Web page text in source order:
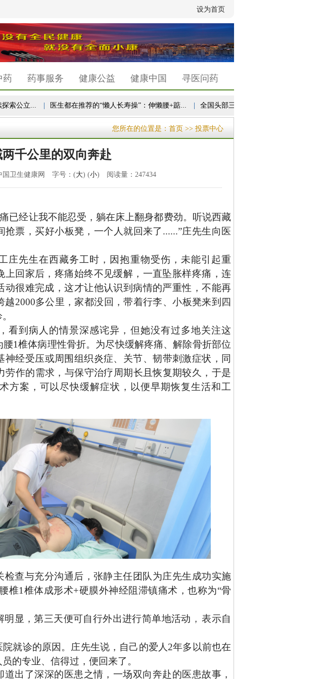
设为首页
药 药事服务 健康公益 健康中国 寻医问药
公立... | 医生都在推荐的“懒人长寿操”：伸懒腰+踮... | 全国头部三甲医院睡眠门诊量同比增幅近
您所在的位置是： 首页 >> 投票中心
两千公里的双向奔赴
国卫生健康网 字号：(大) (小) 阅读量：247434
已经让我不能忍受，躺在床上翻身都费劲。听说西藏
抢票，买好小板凳，一个人就回来了......”庄先生向医
庄先生在西藏务工时，因抱重物受伤，未能引起重
上回家后，疼痛始终不见缓解，一直坠胀样疼痛，连
动很难完成，这才让他认识到病情的严重性，不能再
越2000多公里，家都没回，带着行李、小板凳来到四
看到病人的情景深感诧异，但她没有过多地关注这
腰1椎体病理性骨折。 为尽快缓解疼痛、解除骨折部位
神经受压或周围组织炎症、关节、韧带刺激症状， 同
劳作的需求，与保守治疗周期长且恢复期较久，于是
方案，可以尽快缓解症状，以便早期恢复生活和工
检查与充分沟通后，张静主任团队为庄先生成功实施
椎1椎体成形术+硬膜外神经阻滞镇痛术，也称为“骨
明显，第三天便可自行外出进行简单地活动 ，表示自
就诊的原因。庄先生说，自己的爱人 2年多以前也在
的专业、信得过，便回来了。
出了深深的医患之情，一场双向奔赴的医患故事，